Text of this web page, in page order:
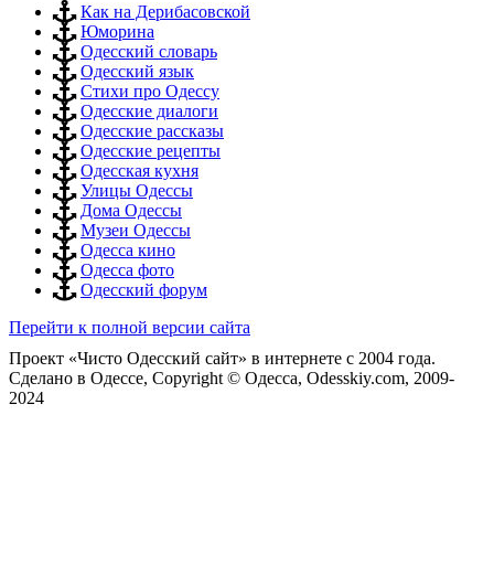
Как на Дерибасовской
Юморина
Одесский словарь
Одесский язык
Стихи про Одессу
Одесские диалоги
Одесские рассказы
Одесские рецепты
Одесская кухня
Улицы Одессы
Дома Одессы
Музеи Одессы
Одесса кино
Одесса фото
Одесский форум
Перейти к полной версии сайта
Проект «Чисто Одесский сайт» в интернете с 2004 года.
Сделано в Одессе, Copyright © Одесса, Odesskiy.com, 2009-
2024